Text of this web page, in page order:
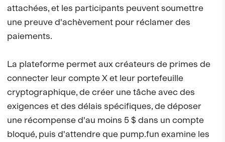
attachées, et les participants peuvent soumettre
une preuve d'achèvement pour réclamer des
paiements.
La plateforme permet aux créateurs de primes de
connecter leur compte X et leur portefeuille
cryptographique, de créer une tâche avec des
exigences et des délais spécifiques, de déposer
une récompense d'au moins 5 $ dans un compte
bloqué, puis d'attendre que pump.fun examine les